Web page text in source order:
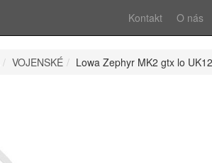
Kontakt O nás
VOJENSKÉ Lowa Zephyr MK2 gtx lo